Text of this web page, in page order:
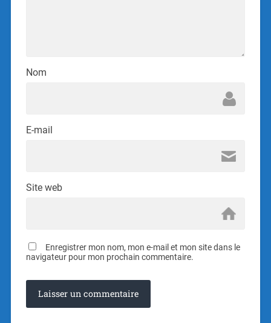
Nom
E-mail
Site web
Enregistrer mon nom, mon e-mail et mon site dans le
navigateur pour mon prochain commentaire.